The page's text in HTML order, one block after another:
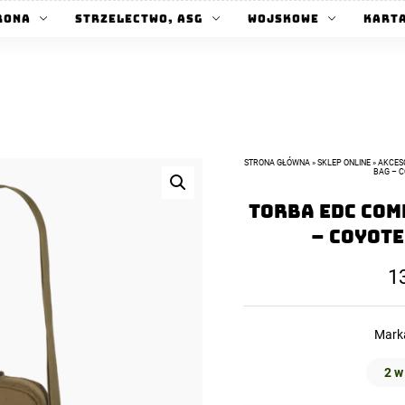
Strzelectwo, ASG Wojskowe
STRONA GŁÓWNA» SKLEP ONLINE»
BAG –
Torba EDC
–
2